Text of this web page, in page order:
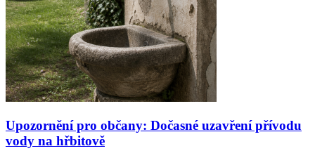
Upozornění pro občany: Dočasné uzavření přívodu
vody na hřbitově